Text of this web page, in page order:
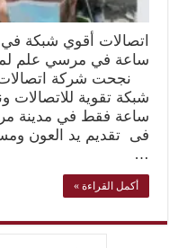
ساعة في مرسي علم
نجحت شركة
ساعة فقط في مدينة
فى تقديم يد العون
…
أكمل القراءة »